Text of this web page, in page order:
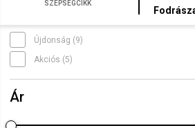
SZÉPSÉGCIKK
Újdonság (9)
Akciós (5)
Ár